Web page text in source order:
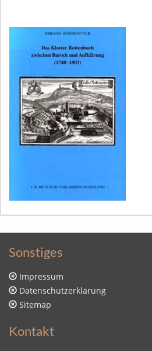
Sonstiges
Impressum
Datenschutzerklärung
Sitemap
Kontakt